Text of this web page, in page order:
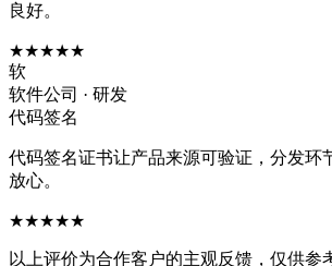
良好。
★★★★★
软
软件公司 · 研发
代码签名
代码签名证书让产品来源可验证，分发环
放心。
★★★★★
以上评价为合作客户的主观反馈，仅供参